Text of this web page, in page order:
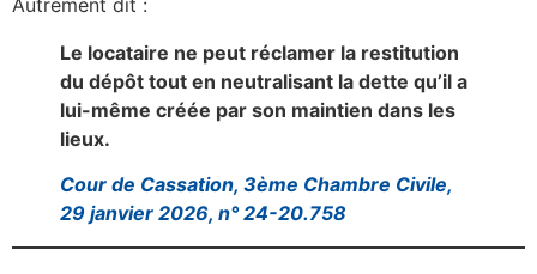
Le locataire ne peut réclamer la restitution
du dépôt tout en neutralisant la dette qu’il a
lui-même créée par son maintien dans les
lieux.
Cour de Cassation, 3ème Chambre Civile,
29 janvier 2026, n° 24-20.758